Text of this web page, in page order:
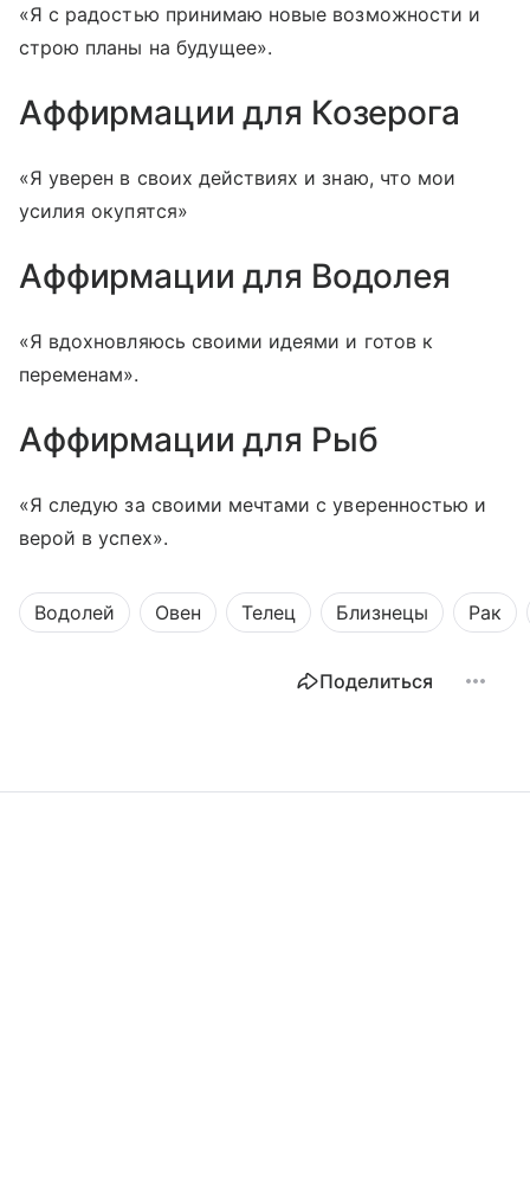
«Я с радостью принимаю новые возможности и
строю планы на будущее».
Аффирмации для Козерога
«Я уверен в своих действиях и знаю, что мои
усилия окупятся»
Аффирмации для Водолея
«Я вдохновляюсь своими идеями и готов к
переменам».
Аффирмации для Рыб
«Я следую за своими мечтами с уверенностью и
верой в успех».
Водолей Овен Телец Близнецы Рак
Поделиться